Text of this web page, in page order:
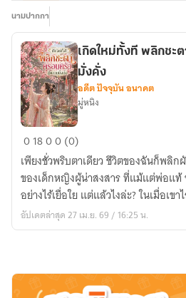
นามปากกา
เกิด
ใหม่
ทั้งที
พลิก
ชะตา
ครอบครัว
มั่งคั่ง
เกิดใหม่ทั้งที พลิกชะ
มั่งคั่ง
อดีต ปัจจุบัน อนาคต
มู่หนิง
01800 (0)
เพียงชั่วพริบตาเดียว ชีวิตของฉันก็พลิก
ของเด็กหญิงผู้น่าสงสาร ที่แม้แต่พ่อแท้
อย่างไร้เยื่อใย แต่แล้วไงล่ะ? ในเมื่อเข
อัปเดตล่าสุด 27 เม.ย. 69 / 16:25 น.